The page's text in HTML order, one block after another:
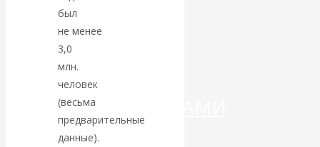
ДЕНЕГ»: КИТАЙ
ВЕДЁТ БОРЬБУ
КРИПТОВАЛЮТАМИ
был
не менее
3,0
млн.
человек
(весьма
предварительные
данные).